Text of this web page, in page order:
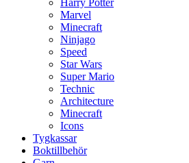
Harry Potter
Marvel
Minecraft
Ninjago
Speed
Star Wars
Super Mario
Technic
Architecture
Minecraft
Icons
Tygkassar
Boktillbehör